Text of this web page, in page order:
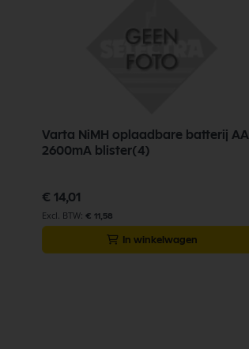
Varta NiMH oplaadbare batterij AA
2600mA blister(4)
€ 14,01
€ 11,58
In winkelwagen